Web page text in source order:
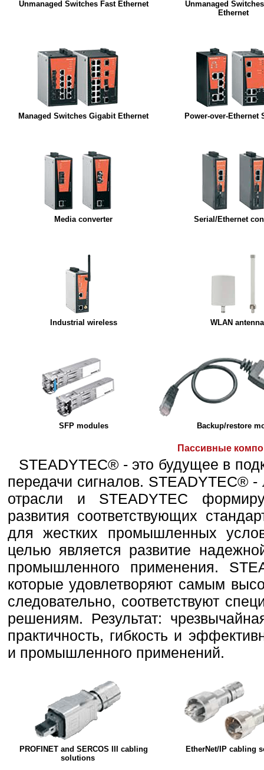
Unmanaged Switches Fast Ethernet
Unmanaged
Ethernet
Managed Switches Gigabit Ethernet Power-over-Ethernet
Media converter Serial/Ethernet
Industrial wireless WLAN
SFP modules Backup/restore
Пассивные
STEADYTEC® - это будущее в
передачи сигналов. STEADYTEC®
отрасли и STEADYTEC
развития соответствующих
для жестких промышленных
целью является развитие
промышленного применения.
которые удовлетворяют самым
следовательно, соответствуют
решениям. Результат:
практичность, гибкость и
и промышленного применений.
PROFINET and SERCOS III cabling
solutions
EtherNet/IP cabling